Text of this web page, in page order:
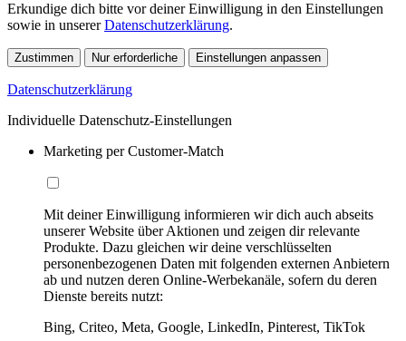
Erkundige dich bitte vor deiner Einwilligung in den Einstellungen
sowie in unsererDatenschutzerklärung.
Zustimmen Nur erforderliche Einstellungen anpassen
Datenschutzerklärung
Individuelle Datenschutz-Einstellungen
Marketing per Customer-Match
Mit deiner Einwilligung informieren wir dich auch abseits
unserer Website über Aktionen und zeigen dir relevante
Produkte. Dazu gleichen wir deine verschlüsselten
personenbezogenen Daten mit folgenden externen Anbietern
ab und nutzen deren Online-Werbekanäle, sofern du deren
Dienste bereits nutzt:
Bing, Criteo, Meta, Google, LinkedIn, Pinterest, TikTok